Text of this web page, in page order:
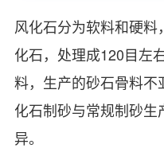
风化石分为软料和硬
化石，处理成120目左
料，生产的砂石骨料
化石制砂与常规制砂
异。